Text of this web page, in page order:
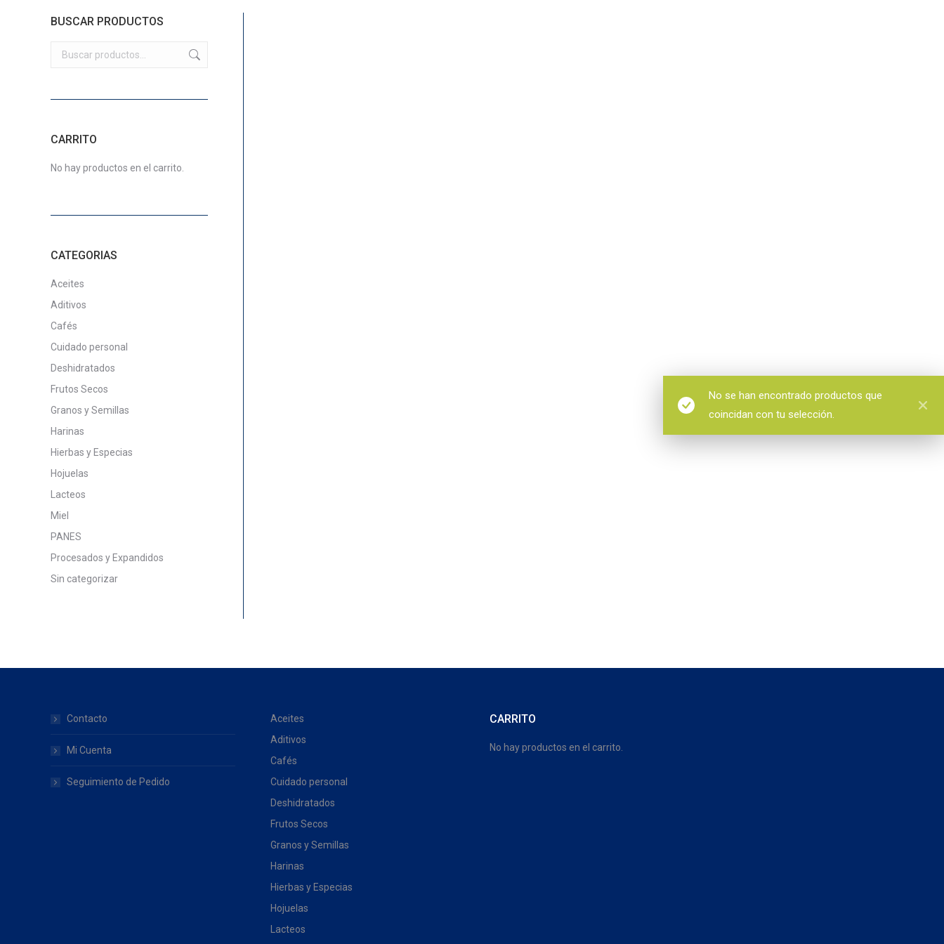
No se han encontrado productos que
coincidan con tu selección.
BUSCAR PRODUCTOS
CARRITO
No hay productos en el carrito.
CATEGORIAS
Aceites
Aditivos
Cafés
Cuidado personal
Deshidratados
Frutos Secos
Granos y Semillas
Harinas
Hierbas y Especias
Hojuelas
Lacteos
Miel
PANES
Procesados y Expandidos
Sin categorizar
Contacto
Mi Cuenta
Seguimiento de Pedido
Aceites
Aditivos
Cafés
Cuidado personal
Deshidratados
Frutos Secos
Granos y Semillas
Harinas
Hierbas y Especias
Hojuelas
Lacteos
CARRITO
No hay productos en el carrito.